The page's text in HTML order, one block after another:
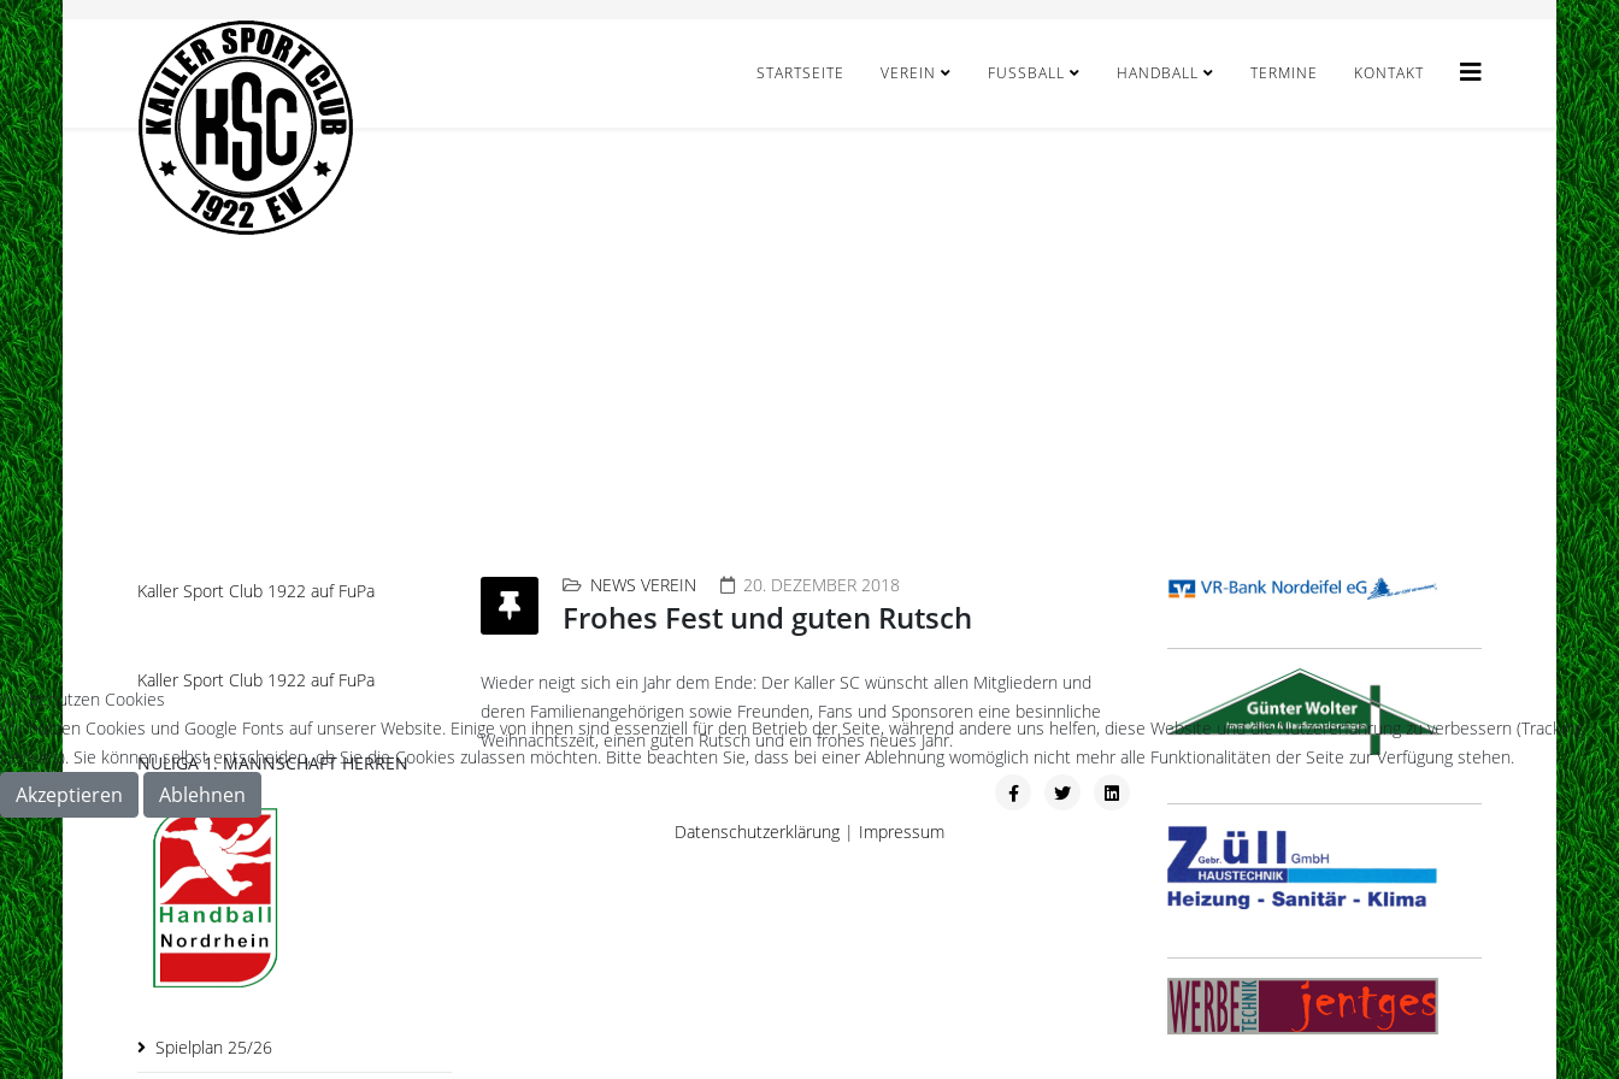
STARTSEITE VEREIN FUSSBALL HANDBALL TERMINE KONTAKT
Kaller Sport Club 1922 auf FuPa
Kaller Sport Club 1922 auf FuPa
NULIGA 1. MANNSCHAFT HERREN
Spielplan 25/26
NEWS VEREIN 20. DEZEMBER 2018
Frohes Fest und guten Rutsch
Wieder neigt sich ein Jahr dem Ende: Der Kaller SC wünscht allen Mitgliedern und
deren Familienangehörigen sowie Freunden, Fans und Sponsoren eine besinnliche
Weihnachtszeit, einen guten Rutsch und ein frohes neues Jahr.
Wir benutzen Cookies
Wir nutzen Cookies und Google Fonts auf unserer Website. Einige von ihnen sind essenziell für den Betrieb der Seite, während andere uns helfen, diese Website und die Nutzererfahrung zu verbessern (Tracking
Cookies). Sie können selbst entscheiden, ob Sie die Cookies zulassen möchten. Bitte beachten Sie, dass bei einer Ablehnung womöglich nicht mehr alle Funktionalitäten der Seite zur Verfügung stehen.
Akzeptieren Ablehnen
Datenschutzerklärung | Impressum